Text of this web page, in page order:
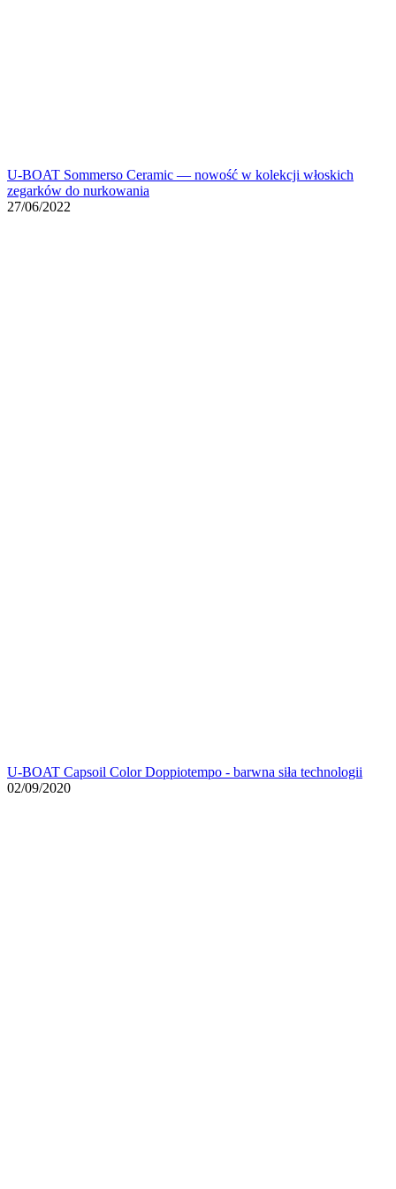
U-BOAT Sommerso Ceramic — nowość w kolekcji włoskich
zegarków do nurkowania
27/06/2022
U-BOAT Capsoil Color Doppiotempo - barwna siła technologii
02/09/2020